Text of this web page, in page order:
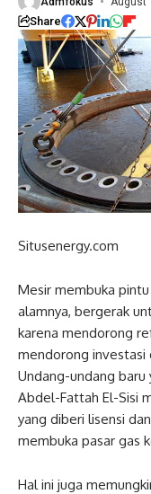
Share
Situsenergy.com
Mesir membuka
alamnya, bergerak
karena mendorong
mendorong investasi
Undang-undang
Abdel-Fattah El-Sisi
yang diberi lisensi
membuka pasar gas
Hal ini juga